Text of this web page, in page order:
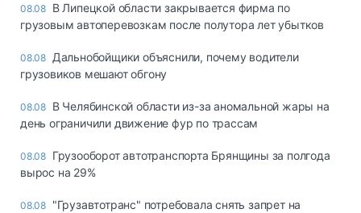
08.08 В Липецкой области закрывается фирма по
грузовым автоперевозкам после полутора лет убытков
08.08 Дальнобойщики объяснили, почему водители
грузовиков мешают обгону
08.08 В Челябинской области из-за аномальной жары на
день ограничили движение фур по трассам
08.08 Грузооборот автотранспорта Брянщины за полгода
вырос на 29%
08.08 "Грузавтотранс" потребовала снять запрет на